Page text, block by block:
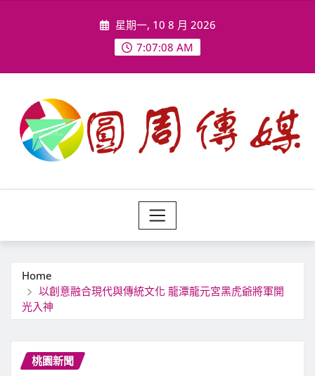
星期一, 10 8 月 2026
7:07:10 AM
Home
以創意融合現代與傳統文化 龍潭龍元宮黑虎爺將軍開
光入神
桃園新聞